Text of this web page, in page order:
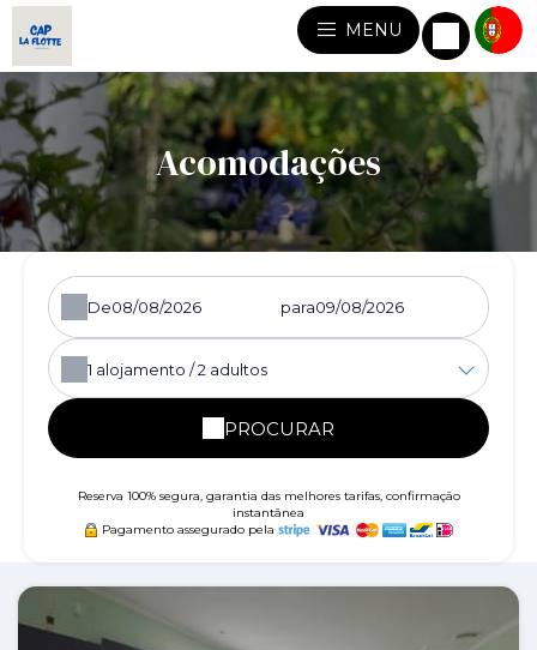
MENU
Acomodações
De para
1 alojamento /2 adultos
PROCURAR
Reserva 100% segura, garantia das melhores tarifas, confirmação
instantânea
Pagamento assegurado pela